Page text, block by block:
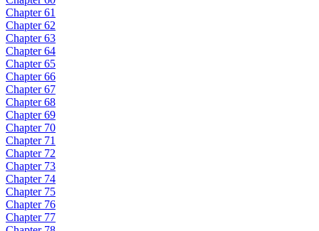
Chapter 61
Chapter 62
Chapter 63
Chapter 64
Chapter 65
Chapter 66
Chapter 67
Chapter 68
Chapter 69
Chapter 70
Chapter 71
Chapter 72
Chapter 73
Chapter 74
Chapter 75
Chapter 76
Chapter 77